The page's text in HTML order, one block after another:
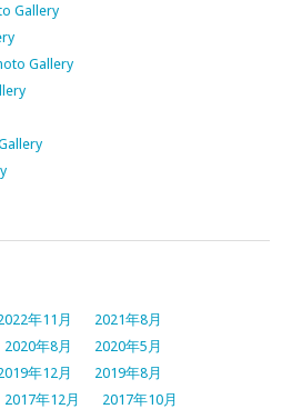
Gallery
Gallery
年11月
2021年8月
2020年8月
2020年5月
年12月
2019年8月
2017年12月
2017年10月